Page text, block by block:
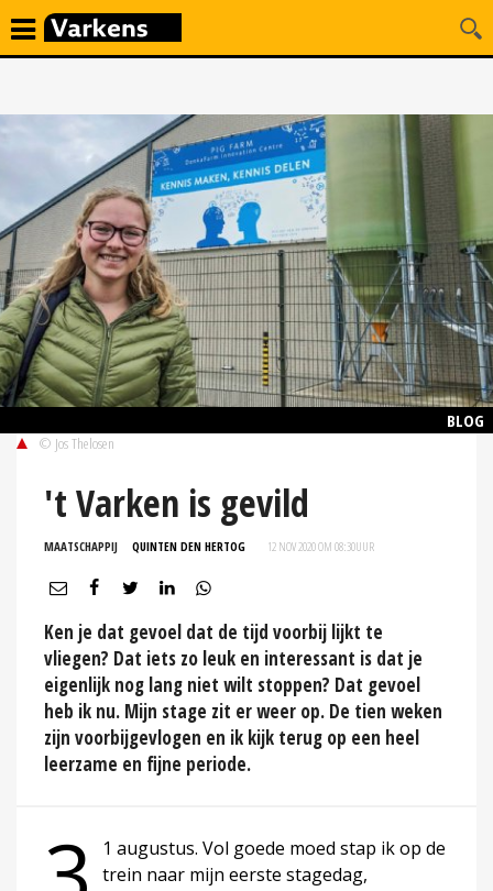
BLOG
© Jos Thelosen
't Varken is gevild
MAATSCHAPPIJ QUINTEN DEN HERTOG 12 NOV 2020 OM 08:30UUR
Ken je dat gevoel dat de tijd voorbij lijkt te
vliegen? Dat iets zo leuk en interessant is dat je
eigenlijk nog lang niet wilt stoppen? Dat gevoel
heb ik nu. Mijn stage zit er weer op. De tien weken
zijn voorbijgevlogen en ik kijk terug op een heel
leerzame en fijne periode.
1 augustus. Vol goede moed stap ik op de
trein naar mijn eerste stagedag,